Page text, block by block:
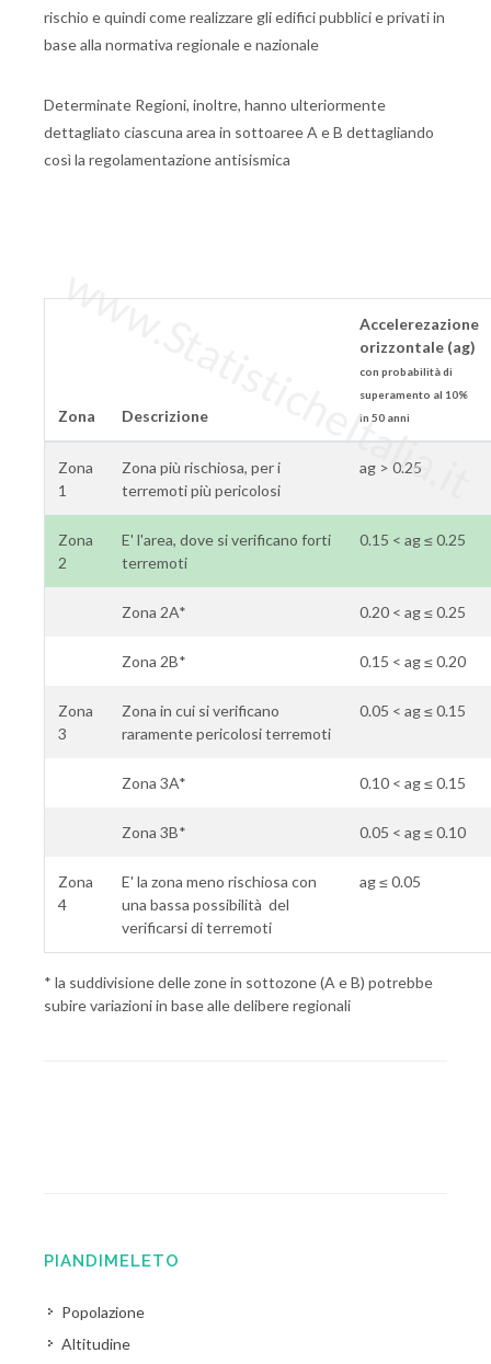
rischio e quindi come realizzare gli edifici pubblici e privati in
base alla normativa regionale e nazionale
Determinate Regioni, inoltre, hanno ulteriormente
dettagliato ciascuna area in sottoaree A e B dettagliando
così la regolamentazione antisismica
Zona Descrizione
Accelerezazione
orizzontale (ag)
con probabilità di
superamento al 10%
in 50 anni
Zona
1
Zona più rischiosa, per i
terremoti più pericolosi
ag > 0.25
Zona
2
E' l'area, dove si verificano forti
terremoti
0.15 < ag ≤ 0.25
Zona 2A* 0.20 < ag ≤ 0.25
Zona 2B* 0.15 < ag ≤ 0.20
Zona
3
Zona in cui si verificano
raramente pericolosi terremoti
0.05 < ag ≤ 0.15
Zona 3A* 0.10 < ag ≤ 0.15
Zona 3B* 0.05 < ag ≤ 0.10
Zona
4
E' la zona meno rischiosa con
una bassa possibilità del
verificarsi di terremoti
ag ≤ 0.05
www.StatisticheItalia.it
* la suddivisione delle zone in sottozone (A e B) potrebbe
subire variazioni in base alle delibere regionali
PIANDIMELETO
Popolazione
Altitudine